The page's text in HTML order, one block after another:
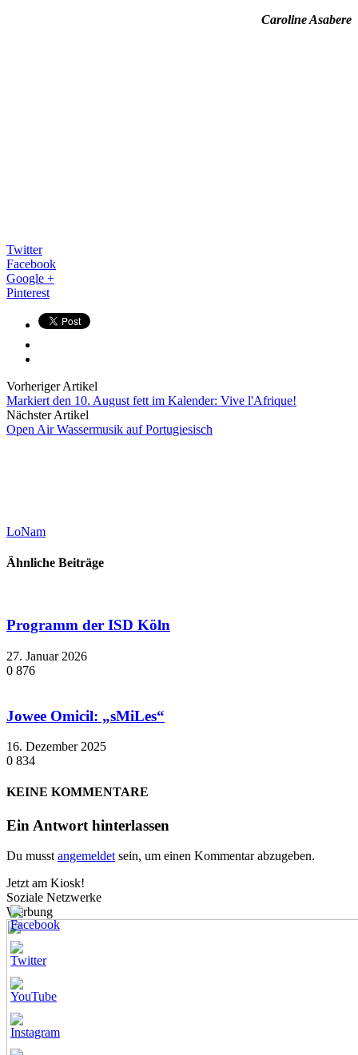
Caroline Asabere
Twitter
Facebook
Google +
Pinterest
Vorheriger Artikel
Markiert den 10. August fett im Kalender: Vive l'Afrique!
Nächster Artikel
Open Air Wassermusik auf Portugiesisch
LoNam
Ähnliche Beiträge
Programm der ISD Köln
27. Januar 2026
0 876
Jowee Omicil: „sMiLes“
16. Dezember 2025
0 834
KEINE KOMMENTARE
Ein Antwort hinterlassen
Du musstangemeldetsein, um einen Kommentar abzugeben.
Jetzt am Kiosk!
Soziale Netzwerke
Werbung